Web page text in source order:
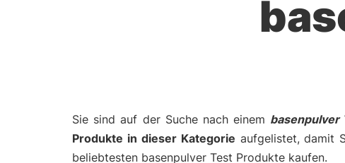
Sie sind auf der Suche nach einem basenpulver
Produkte in dieser Kategorie aufgelistet, damit
beliebtesten basenpulver Test Produkte kaufen.